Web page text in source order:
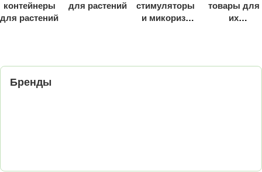
контейнеры
для растений
для растений
стимуляторы
и микориза
товары для
их
Бренды